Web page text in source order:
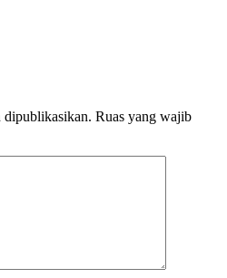
dipublikasikan. Ruas yang wajib